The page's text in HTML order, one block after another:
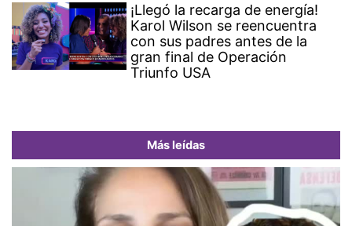
¡Llegó la recarga de energía!
Karol Wilson se reencuentra
con sus padres antes de la
gran final de Operación
Triunfo USA
Más leídas